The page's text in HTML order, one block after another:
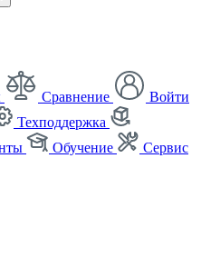
Сравнение
Войти
Техподдержка
Обучение
Сервис